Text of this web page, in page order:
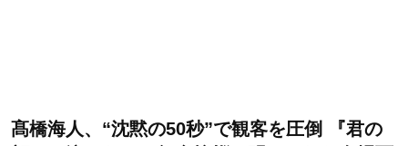
髙橋海人、“沈黙の50秒”で観客を圧倒 『君の